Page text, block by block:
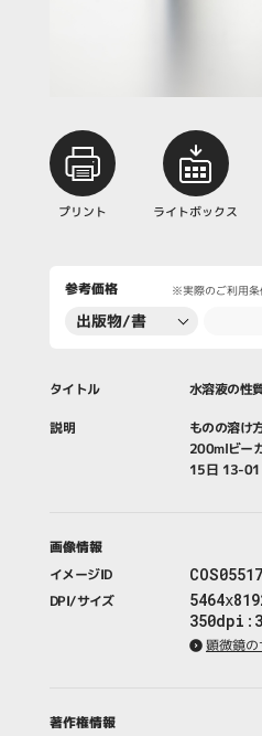
プリント ライトボックス
参考価格 ※実際のご利用条
出版物/書
タイトル 水溶液の性
説明
ものの溶け
200mlビー
15日 13-01
画像情報
イメージID
DPI/サイズ 5464x
350dpi :
顕微鏡
著作権情報